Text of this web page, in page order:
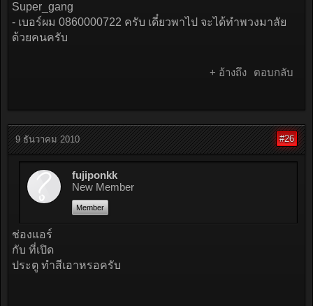
Super_gang
- เบอร์ผม 0860000722 ครับ เดี๋ยวพาไป จะได้ทำพวงมาลัย
ด้วยคนครับ
+ อ้างถึง ตอบกลับ
9 ธันวาคม 2010 #26
fujiponkk
New Member
Member
ช่องแอร์
กับ ที่เปิด
ประตู ทำสีเอาหรอครับ